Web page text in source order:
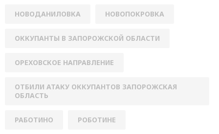
НОВОДАНИЛОВКА НОВОПОКРОВКА
ОККУПАНТЫ В ЗАПОРОЖСКОЙ ОБЛАСТИ
ОРЕХОВСКОЕ НАПРАВЛЕНИЕ
ОТБИЛИ АТАКУ ОККУПАНТОВ ЗАПОРОЖСКАЯ
ОБЛАСТЬ
РАБОТИНО РОБОТИНЕ